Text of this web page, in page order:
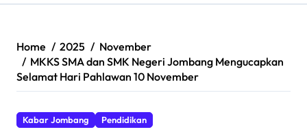
Home 2025
November
MKKS SMA dan SMK Negeri Jombang Mengucapkan
Selamat Hari Pahlawan 10 November
Kabar Jombang Pendidikan